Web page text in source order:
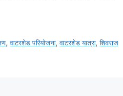
,वाटरशेड परियोजना,वाटरशेड यात्रा,शिवराज